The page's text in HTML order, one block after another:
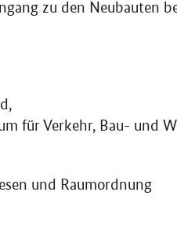
zu den Neubauten
für Verkehr, Bau- und
und Raumordnung